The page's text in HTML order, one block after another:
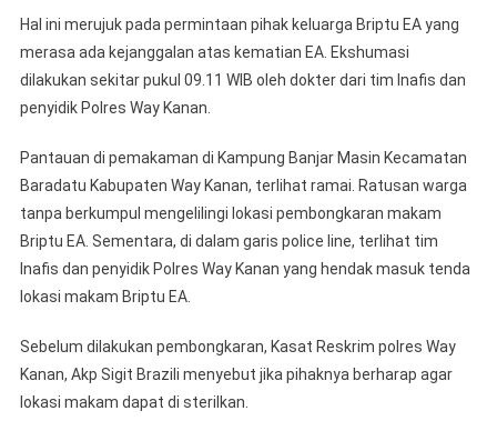
Hal ini merujuk pada permintaan pihak keluarga Briptu EA yang
merasa ada kejanggalan atas kematian EA. Ekshumasi
dilakukan sekitar pukul 09.11 WIB oleh dokter dari tim Inafis dan
penyidik Polres Way Kanan.
Pantauan di pemakaman di Kampung Banjar Masin Kecamatan
Baradatu Kabupaten Way Kanan, terlihat ramai. Ratusan warga
tanpa berkumpul mengelilingi lokasi pembongkaran makam
Briptu EA. Sementara, di dalam garis police line, terlihat tim
Inafis dan penyidik Polres Way Kanan yang hendak masuk tenda
lokasi makam Briptu EA.
Sebelum dilakukan pembongkaran, Kasat Reskrim polres Way
Kanan, Akp Sigit Brazili menyebut jika pihaknya berharap agar
lokasi makam dapat di sterilkan.